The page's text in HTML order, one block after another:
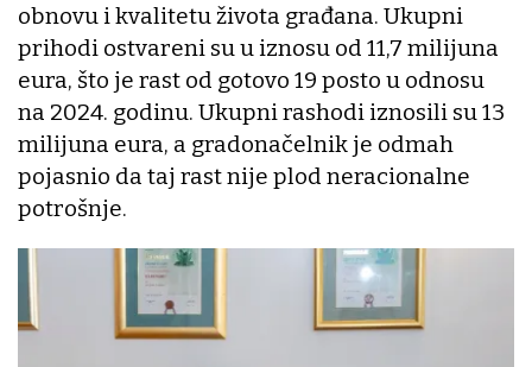
obnovu i kvalitetu života građana. Ukupni
prihodi ostvareni su u iznosu od 11,7 milijuna
eura, što je rast od gotovo 19 posto u odnosu
na 2024. godinu. Ukupni rashodi iznosili su 13
milijuna eura, a gradonačelnik je odmah
pojasnio da taj rast nije plod neracionalne
potrošnje.